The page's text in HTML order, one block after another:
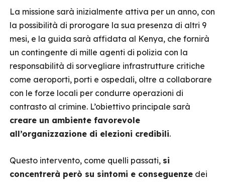
La missione sarà inizialmente attiva per un anno, con
la possibilità di prorogare la sua presenza di altri 9
mesi, e la guida sarà affidata al Kenya, che fornirà
un contingente di mille agenti di polizia con la
responsabilità di sorvegliare infrastrutture critiche
come aeroporti, porti e ospedali, oltre a collaborare
con le forze locali per condurre operazioni di
contrasto al crimine. L’obiettivo principale sarà
creare un ambiente favorevole
all’organizzazione di elezioni credibili.
Questo intervento, come quelli passati, si
concentrerà però su sintomi e conseguenze dei